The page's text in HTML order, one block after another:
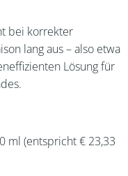
bei korrekter
lang aus – also etwa
Lösung für
ml (entspricht € 23,33